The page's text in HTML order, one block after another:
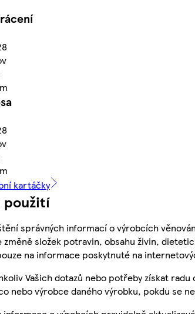
kartáčky
použití
správných informací o výrobcích
změně složek potravin, obsahu živin,
na informace poskytnuté na
Vašich dotazů nebo potřeby získat
nebo výrobce daného výrobku, pokdu se